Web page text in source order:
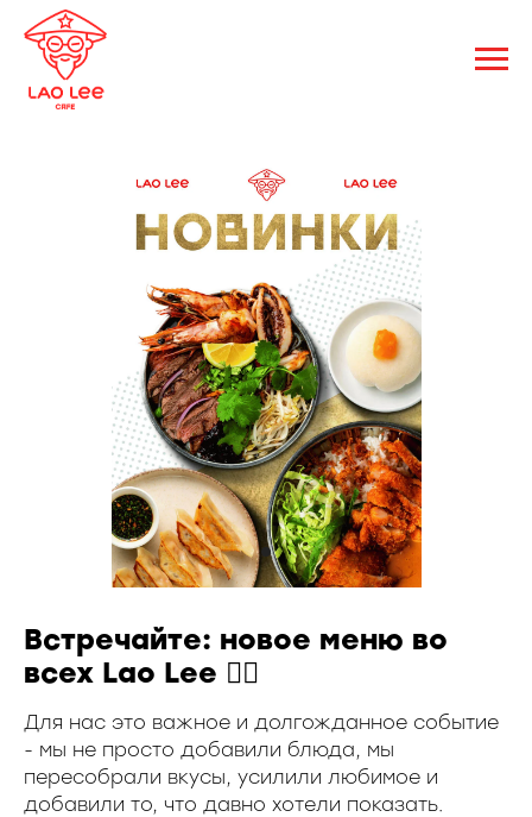
Встречайте: новое меню во
всех Lao Lee ❤‍🔥
Для нас это важное и долгожданное событие
- мы не просто добавили блюда, мы
пересобрали вкусы, усилили любимое и
добавили то, что давно хотели показать.